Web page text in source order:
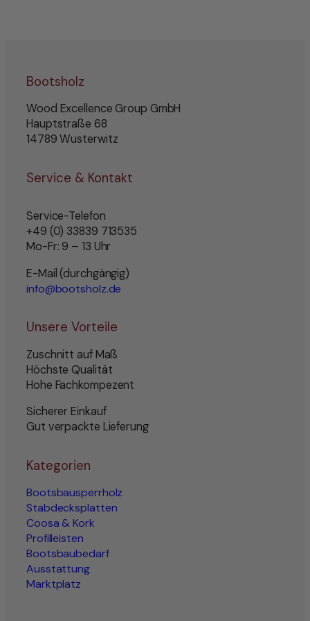
Bootsholz
Wood Excellence Group GmbH
Hauptstraße 68
14789 Wusterwitz
Service & Kontakt
Service-Telefon
+49 (0) 33839 713535
Mo-Fr: 9 – 13 Uhr
E-Mail (durchgängig)
info@bootsholz.de
Unsere Vorteile
Zuschnitt auf Maß
Höchste Qualität
Hohe Fachkompezent
Sicherer Einkauf
Gut verpackte Lieferung
Kategorien
Bootsbausperrholz
Stabdecksplatten
Coosa & Kork
Profilleisten
Bootsbaubedarf
Ausstattung
Marktplatz